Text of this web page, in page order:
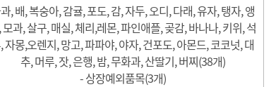
도매시장 이전사업
내부규정
, 배, 복숭아, 감귤, 포도, 감, 자두, 오디, 다래, 유자, 탱자, 앵
모과, 살구, 매실, 체리,레몬, 파인애플, 곶감, 바나나, 키위, 석
자몽,오렌지, 망고, 파파야, 야자, 건포도, 아몬드, 코코넛, 대
추, 머루, 잣, 은행, 밤, 무화과, 산딸기, 버찌(38개)
- 상장예외품목(3개)